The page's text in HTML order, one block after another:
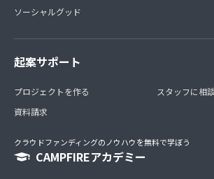
ソーシャルグッド
起案サポート
プロジェクトを作る
資料請求
スタッフに相
クラウドファンディングのノウハウを無料で学ぼう
CAMPFIREアカデミー